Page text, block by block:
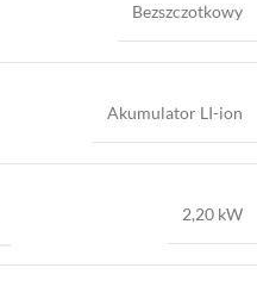
Bezszczotkowy
Akumulator LI-ion
2,20 kW